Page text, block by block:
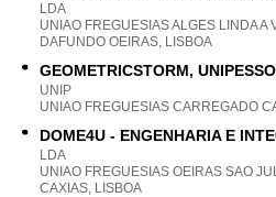
LDA
UNIAO FREGUESIAS ALGES LINDA A
DAFUNDO OEIRAS, LISBOA
GEOMETRICSTORM,
UNIP
UNIAO FREGUESIAS CARREGADO
DOME4U - ENGENHARIA E
LDA
UNIAO FREGUESIAS OEIRAS SAO
CAXIAS, LISBOA